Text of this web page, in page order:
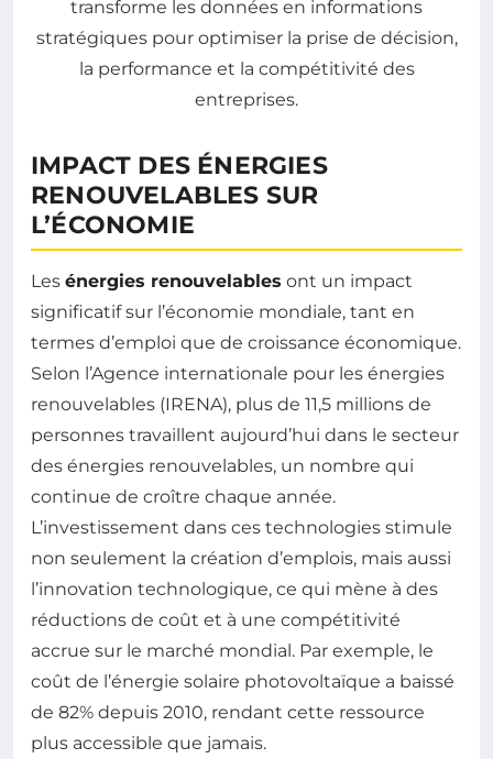
IMPACT DES ÉNERGIES
RENOUVELABLES SUR
L’ÉCONOMIE
Les énergies renouvelables ont un impact
significatif sur l’économie mondiale, tant en
termes d’emploi que de croissance économique.
Selon l’Agence internationale pour les énergies
renouvelables (IRENA), plus de 11,5 millions de
personnes travaillent aujourd’hui dans le secteur
des énergies renouvelables, un nombre qui
continue de croître chaque année.
L’investissement dans ces technologies stimule
non seulement la création d’emplois, mais aussi
l’innovation technologique, ce qui mène à des
réductions de coût et à une compétitivité
accrue sur le marché mondial. Par exemple, le
coût de l’énergie solaire photovoltaïque a baissé
de 82% depuis 2010, rendant cette ressource
plus accessible que jamais.